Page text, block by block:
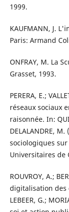
1999.
KAUFMANN, J.
Paris: Armand
ONFRAY, M. La
Grasset, 1993.
PERERA, E.;
réseaux sociaux
raisonnée. In:
DELALANDRE,
sociologiques
Universitaires de
ROUVROY, A.;
digitalisation des
LEBEER, G.;